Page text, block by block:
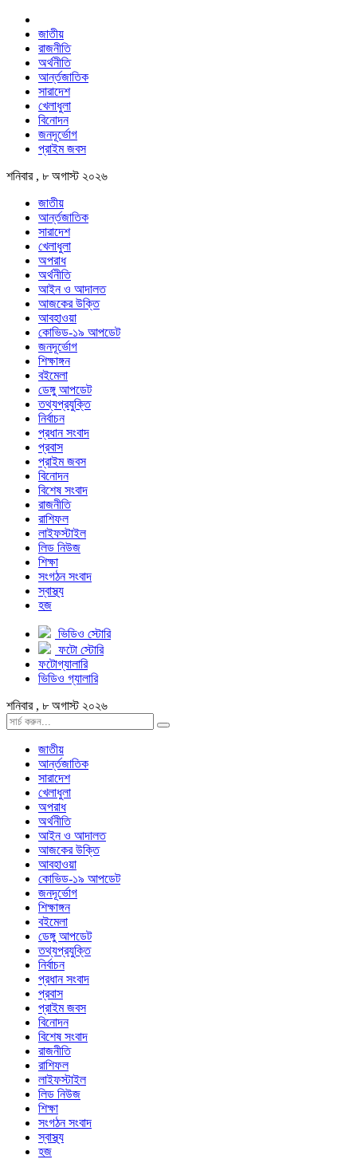
জাতীয়
রাজনীতি
অর্থনীতি
আর্ন্তজাতিক
সারাদেশ
খেলাধুলা
বিনোদন
জনদূর্ভোগ
প্রাইম জবস
শনিবার , ৮ অগাস্ট ২০২৬
জাতীয়
আর্ন্তজাতিক
সারাদেশ
খেলাধুলা
অপরাধ
অর্থনীতি
আইন ও আদালত
আজকের উক্তি
আবহাওয়া
কোভিড-১৯ আপডেট
জনদূর্ভোগ
শিক্ষাঙ্গন
বইমেলা
ডেঙ্গু আপডেট
তথ্যপ্রযুক্তি
নির্বাচন
প্রধান সংবাদ
প্রবাস
প্রাইম জবস
বিনোদন
বিশেষ সংবাদ
রাজনীতি
রাশিফল
লাইফস্টাইল
লিড নিউজ
শিক্ষা
সংগঠন সংবাদ
স্বাস্থ্য
হজ
ভিডিও স্টোরি
ফটো স্টোরি
ফটোগ্যালারি
ভিডিও গ্যালারি
শনিবার , ৮ অগাস্ট ২০২৬
জাতীয়
আর্ন্তজাতিক
সারাদেশ
খেলাধুলা
অপরাধ
অর্থনীতি
আইন ও আদালত
আজকের উক্তি
আবহাওয়া
কোভিড-১৯ আপডেট
জনদূর্ভোগ
শিক্ষাঙ্গন
বইমেলা
ডেঙ্গু আপডেট
তথ্যপ্রযুক্তি
নির্বাচন
প্রধান সংবাদ
প্রবাস
প্রাইম জবস
বিনোদন
বিশেষ সংবাদ
রাজনীতি
রাশিফল
লাইফস্টাইল
লিড নিউজ
শিক্ষা
সংগঠন সংবাদ
স্বাস্থ্য
হজ